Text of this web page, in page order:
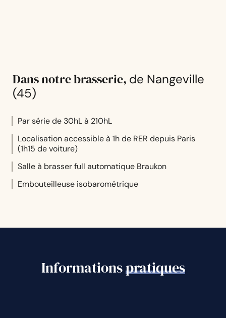
Dans notre brasserie, de Nangeville
(45)
Par série de 30hL à 210hL
Localisation accessible à 1h de RER depuis Paris
(1h15 de voiture)
Salle à brasser full automatique Braukon
Embouteilleuse isobarométrique
Informationspratiques